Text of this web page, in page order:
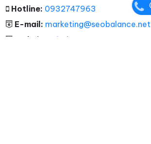
Hotline: 0932747963
E-mail: marketing@seobalance.net
Website:
giadocu.com